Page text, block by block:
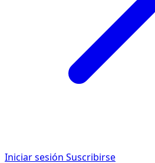
Iniciar sesión Suscribirse